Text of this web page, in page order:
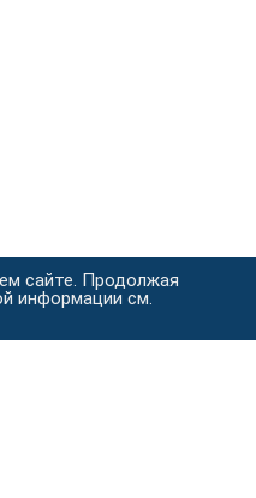
сайте. Продолжая
информации см.